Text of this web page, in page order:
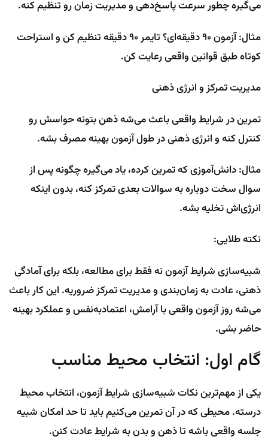
می‌گیره چطور سرعت پاسخ‌دهی و مدیریت زمان رو تنظیم کنه.
مثال: آزمون ۹۰ دقیقه‌ای؟ تایمر ۹۰ دقیقه تنظیم کن و استراحت
کوتاه طبق قوانین واقعی رعایت کن.
مدیریت تمرکز و انرژی ذهنی
تمرین در شرایط واقعی باعث می‌شه ذهن بتونه حواسش رو
کنترل کنه و انرژی ذهنی در طول آزمون بهینه مصرف بشه.
مثال: دانش‌آموزی که تمرین کرده، یاد می‌گیره چگونه پس از
سوال سخت دوباره به سوالات بعدی تمرکز کنه، بدون اینکه
انرژی‌اش تخلیه بشه.
نکته طلایی:
شبیه‌سازی شرایط آزمون نه فقط برای مطالعه، بلکه برای آمادگی
ذهنی، عادت به زمان‌بندی و مدیریت تمرکز ضروریه. این کار باعث
می‌شه روز آزمون واقعی با آرامش، اعتمادبه‌نفس و عملکرد بهینه
حاضر بشی.
گام اول: انتخاب محیط مناسب
یکی از مهم‌ترین نکات شبیه‌سازی شرایط آزمون، انتخاب محیط
درسته. محیطی که در آن تمرین می‌کنیم باید تا حد امکان شبیه
جلسه واقعی باشه تا ذهن و بدن به شرایط عادت کنن.